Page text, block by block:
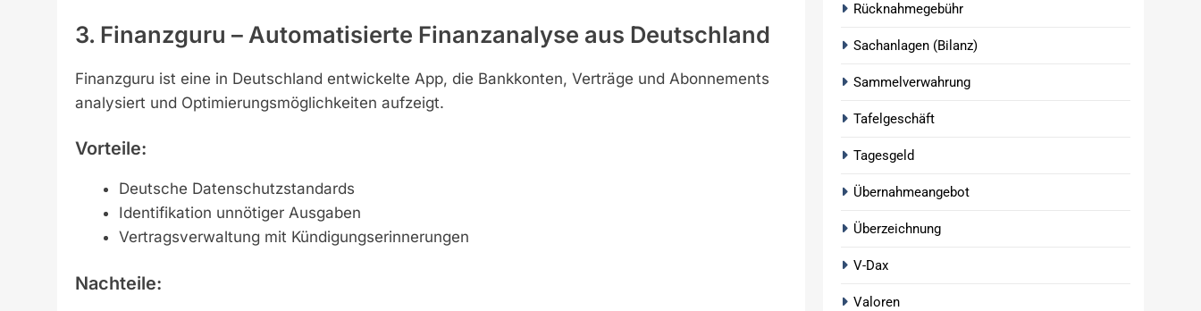
3. Finanzguru – Automatisierte Finanzanalyse aus Deutschland
Finanzguru ist eine in Deutschland entwickelte App, die Bankkonten, Verträge und Abonnements
analysiert und Optimierungsmöglichkeiten aufzeigt.
Vorteile:
Deutsche Datenschutzstandards
Identifikation unnötiger Ausgaben
Vertragsverwaltung mit Kündigungserinnerungen
Nachteile:
Rücknahmegebühr
Sachanlagen (Bilanz)
Sammelverwahrung
Tafelgeschäft
Tagesgeld
Übernahmeangebot
Überzeichnung
V-Dax
Valoren